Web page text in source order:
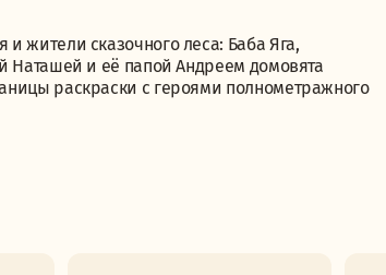
жители сказочного леса: Баба Яга,
Наташей и её папой Андреем домовята
раскраски с героями полнометражного